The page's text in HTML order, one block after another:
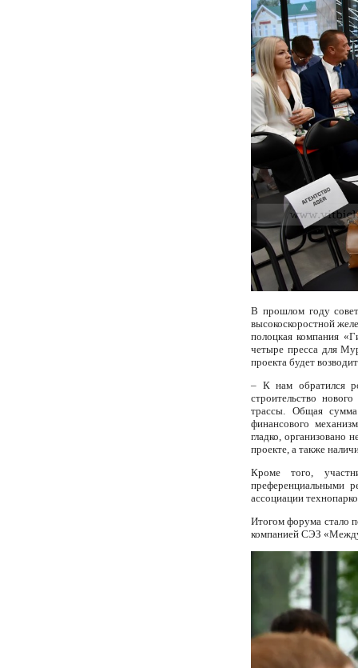
В прошлом году
высокоскоростной
полоцкая компания
четыре пресса для
проекта будет
– К нам обратился
строительство
трассы. Общая
финансового
гладко, организовано
проекте, а также
Кроме того,
преференциальными
ассоциации
Итогом форума стало
компанией СЭЗ